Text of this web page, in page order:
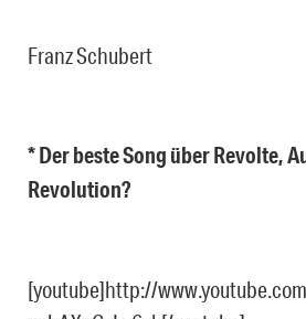
Franz Schubert
* Der beste Song über Revolte,
Revolution?
[youtube]http://